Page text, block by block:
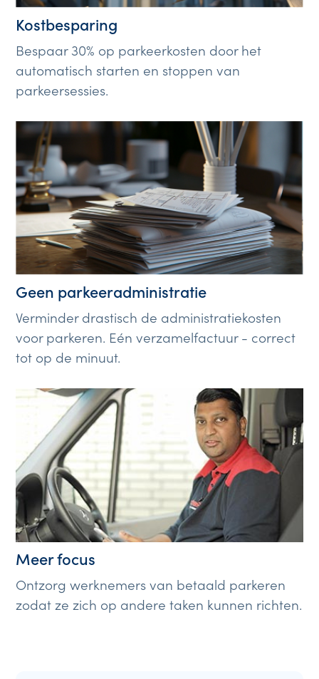
Kostbesparing
Bespaar 30% op parkeerkosten door het
automatisch starten en stoppen van
parkeersessies.
Geen parkeeradministratie
Verminder drastisch de administratiekosten
voor parkeren. Eén verzamelfactuur - correct
tot op de minuut.
Meer focus
Ontzorg werknemers van betaald parkeren
zodat ze zich op andere taken kunnen richten.